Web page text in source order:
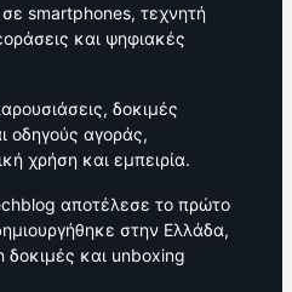
σε smartphones, τεχνητή
και ψηφιακές
δοκιμές
οδηγούς αγοράς,
χρήση και εμπειρία.
αποτέλεσε το πρώτο
στην Ελλάδα,
δοκιμές και unboxing